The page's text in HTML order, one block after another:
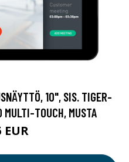
10", SIS. TIGER-
MULTI-TOUCH, MUSTA
EUR